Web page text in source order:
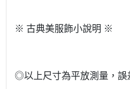
※ 古典美服飾小說明 ※
◎以上尺寸為平放測量，誤